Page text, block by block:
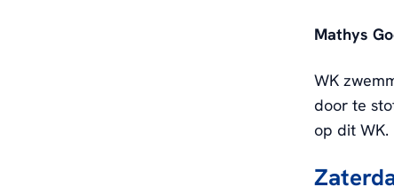
Mathys
WK
door te
op dit WK.